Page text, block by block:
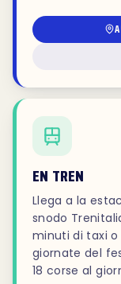
EN TREN
Llega a la
snodo
minuti di taxi o
giornate del
18 corse al